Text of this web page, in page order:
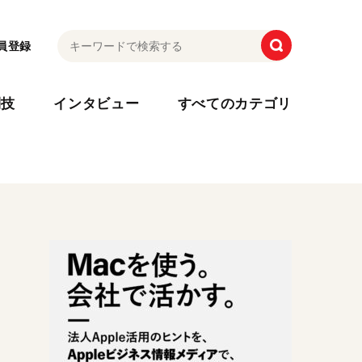
登録
インタビュー すべてのカテゴリ